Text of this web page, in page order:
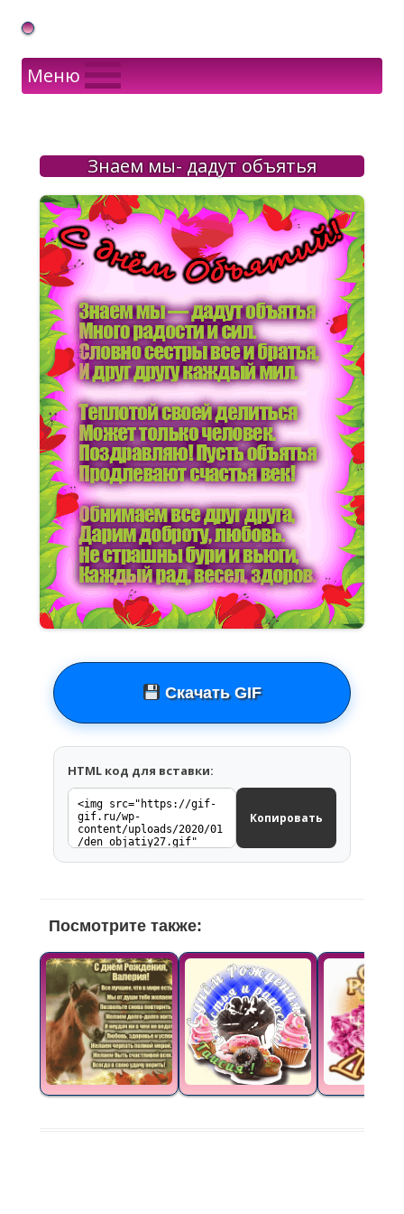
Gif Открытки в подарок
Меню
Знаем мы- дадут объятья
Скачать GIF
HTML код для вставки:
Копировать
Посмотрите также: